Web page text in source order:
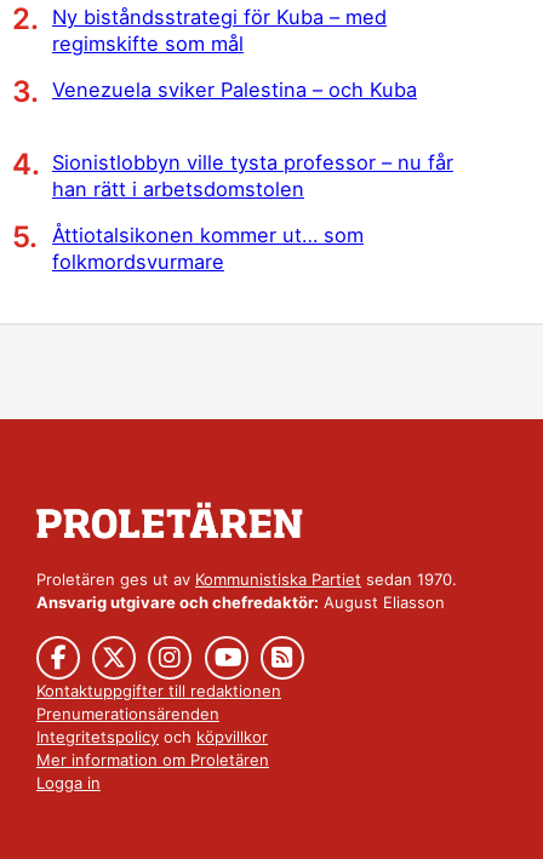
Ny biståndsstrategi för Kuba – med
regimskifte som mål
Venezuela sviker Palestina – och Kuba
Sionistlobbyn ville tysta professor – nu får
han rätt i arbetsdomstolen
Åttiotalsikonen kommer ut… som
folkmordsvurmare
Proletären ges ut av Kommunistiska Partiet sedan 1970.
Ansvarig utgivare och chefredaktör: August Eliasson
Kontaktuppgifter till redaktionen
Prenumerationsärenden
Integritetspolicy och köpvillkor
Mer information om Proletären
Logga in